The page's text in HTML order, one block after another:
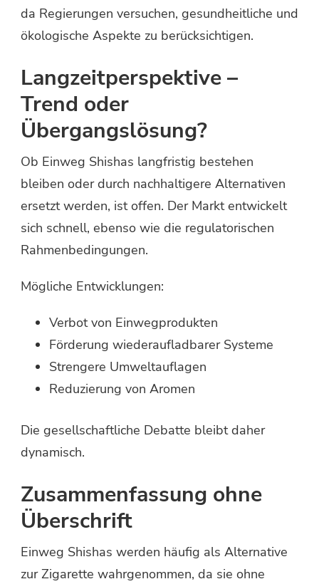
da Regierungen versuchen, gesundheitliche und
ökologische Aspekte zu berücksichtigen.
Langzeitperspektive –
Trend oder
Übergangslösung?
Ob Einweg Shishas langfristig bestehen
bleiben oder durch nachhaltigere Alternativen
ersetzt werden, ist offen. Der Markt entwickelt
sich schnell, ebenso wie die regulatorischen
Rahmenbedingungen.
Mögliche Entwicklungen:
Verbot von Einwegprodukten
Förderung wiederaufladbarer Systeme
Strengere Umweltauflagen
Reduzierung von Aromen
Die gesellschaftliche Debatte bleibt daher
dynamisch.
Zusammenfassung ohne
Überschrift
Einweg Shishas werden häufig als Alternative
zur Zigarette wahrgenommen, da sie ohne